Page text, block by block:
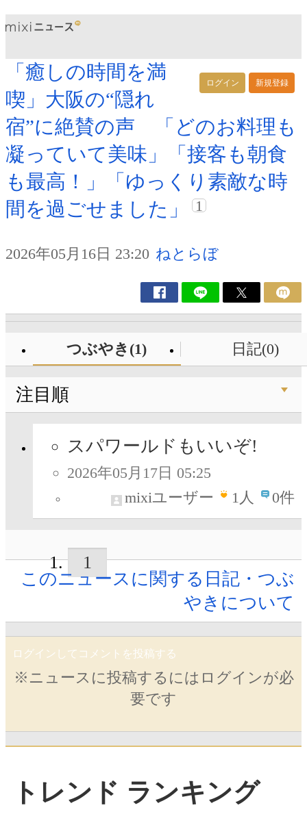
ログイン 新規登録
「癒しの時間を満
喫」大阪の“隠れ
宿”に絶賛の声 「どのお料理も
凝っていて美味」「接客も朝食
も最高！」「ゆっくり素敵な時
間を過ごせました」
1
2026年05月16日 23:20 ねとらぼ
つぶやき(1) 日記(0)
注目順
スパワールドもいいぞ!
2026年05月17日 05:25
mixiユーザー
1人 0件
1
このニュースに関する日記・つぶ
やきについて
ログインしてコメントを投稿する
※ニュースに投稿するにはログインが必
要です
トレンド ランキング